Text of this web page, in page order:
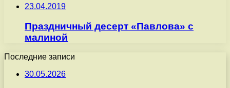
23.04.2019
Праздничный десерт «Павлова» с
малиной
Последние записи
30.05.2026